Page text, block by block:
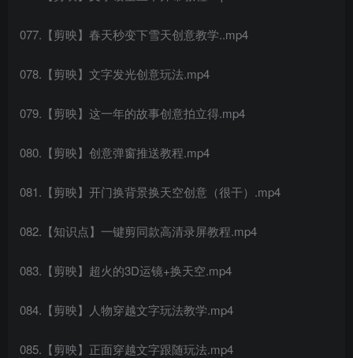
077.【剪映】春天秒变下雪天创意教学..mp4
078.【剪映】文字发光创意玩法.mp4
079.【剪映】这一年的故事创意拍立得.mp4
080.【剪映】创意弹窗推送教程.mp4
081.【剪映】开门换背景换天空创意（很干）.mp4
082.【知识点】一键剪同款高清录屏教程.mp4
083.【剪映】超火的3D运镜+换天空.mp4
084.【剪映】人物穿越文字玩法教学.mp4
085.【剪映】正面穿越文字跟随玩法.mp4